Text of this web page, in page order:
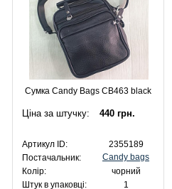
Сумка Candy Bags CB463 black
Ціна за штучку: 440 грн.
Артикул ID:
2355189
Постачальник:
Candy bags
Колір:
чорний
Штук в упаковці:
1